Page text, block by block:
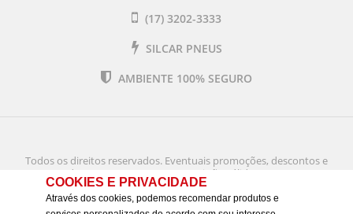
(17) 3202-3333
SILCAR PNEUS
AMBIENTE 100% SEGURO
Todos os direitos reservados. Eventuais promoções, descontos e
prazos de pagamento expostos aqui são válidos apenas para
compras via internet. As fotos, textos e layout aqui veiculados são
de propriedade da Loja. É proibida a utilização total ou parcial sem
nossa autorização.
COOKIES E PRIVACIDADE
Através dos cookies, podemos recomendar produtos e